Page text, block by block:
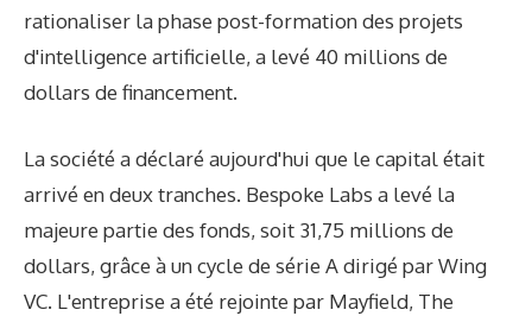
rationaliser la phase post-formation des projets
d'intelligence artificielle, a levé 40 millions de
dollars de financement.
La société a déclaré aujourd'hui que le capital était
arrivé en deux tranches. Bespoke Labs a levé la
majeure partie des fonds, soit 31,75 millions de
dollars, grâce à un cycle de série A dirigé par Wing
VC. L'entreprise a été rejointe par Mayfield, The